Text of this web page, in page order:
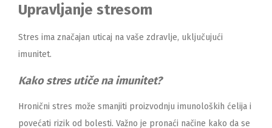
Upravljanje stresom
Stres ima značajan uticaj na vaše zdravlje, uključujući
imunitet.
Kako stres utiče na imunitet?
Hronični stres može smanjiti proizvodnju imunoloških ćelija i
povećati rizik od bolesti. Važno je pronaći načine kako da se